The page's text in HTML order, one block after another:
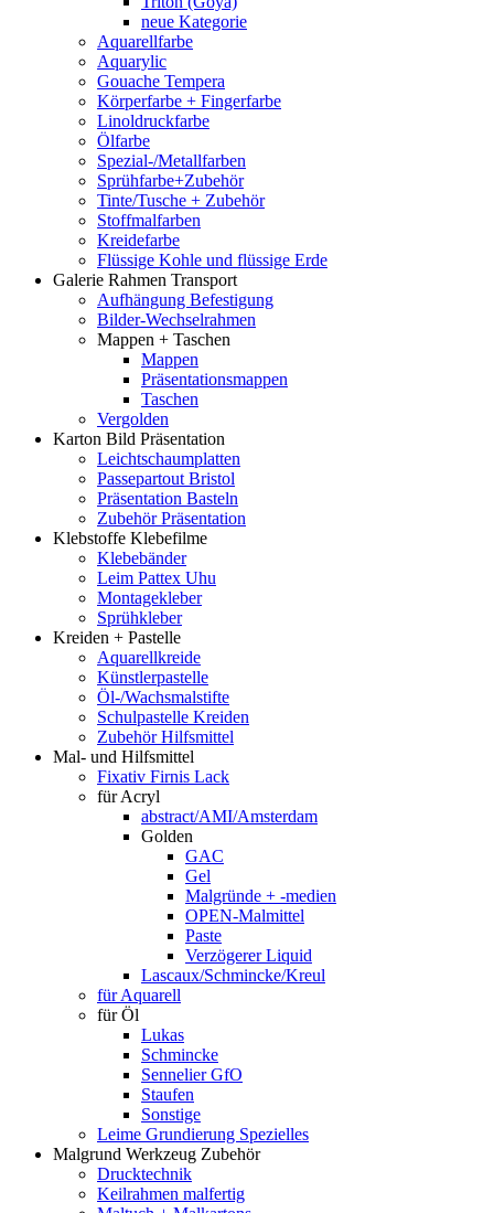
neue Kategorie
Aquarellfarbe
Aquarylic
Gouache Tempera
Körperfarbe + Fingerfarbe
Linoldruckfarbe
Ölfarbe
Spezial-/Metallfarben
Sprühfarbe+Zubehör
Tinte/Tusche + Zubehör
Stoffmalfarben
Kreidefarbe
Flüssige Kohle und flüssige Erde
Galerie Rahmen Transport
Aufhängung Befestigung
Bilder-Wechselrahmen
Mappen + Taschen
Mappen
Präsentationsmappen
Taschen
Vergolden
Karton Bild Präsentation
Leichtschaumplatten
Passepartout Bristol
Präsentation Basteln
Zubehör Präsentation
Klebstoffe Klebefilme
Klebebänder
Leim Pattex Uhu
Montagekleber
Sprühkleber
Kreiden + Pastelle
Aquarellkreide
Künstlerpastelle
Öl-/Wachsmalstifte
Schulpastelle Kreiden
Zubehör Hilfsmittel
Mal- und Hilfsmittel
Fixativ Firnis Lack
für Acryl
abstract/AMI/Amsterdam
Golden
GAC
Gel
Malgründe + -medien
OPEN-Malmittel
Paste
Verzögerer Liquid
Lascaux/Schmincke/Kreul
für Aquarell
für Öl
Lukas
Schmincke
Sennelier GfO
Staufen
Sonstige
Leime Grundierung Spezielles
Malgrund Werkzeug Zubehör
Drucktechnik
Keilrahmen malfertig